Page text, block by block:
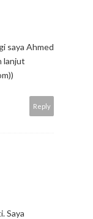
saya Ahmed
lanjut
Reply
Saya